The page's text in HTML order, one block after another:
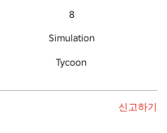
8
Simulation
Tycoon
신고하기